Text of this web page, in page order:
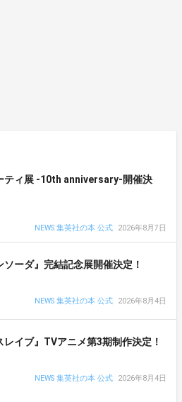
ティ展 -10th anniversary-開催決
NEWS 集英社の本 公式
2026年8月7日
ソーダ』完結記念展開催決定！
NEWS 集英社の本 公式
2026年8月4日
レイブ』TVアニメ第3期制作決定！
NEWS 集英社の本 公式
2026年8月4日